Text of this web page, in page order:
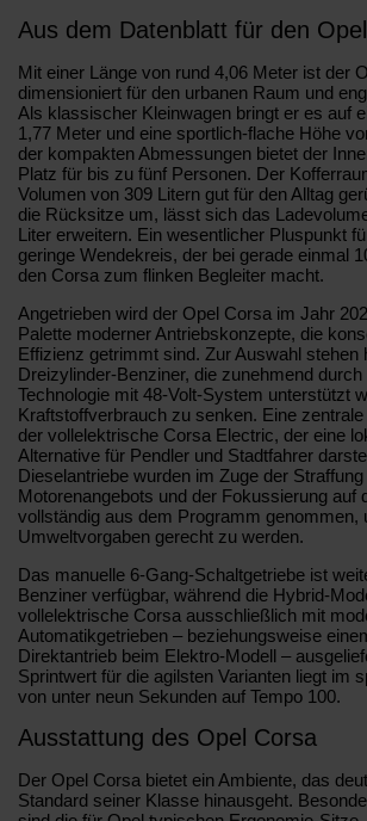
Aus dem Datenblatt für den
Mit einer Länge von rund 4,06 Meter ist der
dimensioniert für den urbanen Raum und
Als klassischer Kleinwagen bringt er es auf
1,77 Meter und eine sportlich-flache Höhe
der kompakten Abmessungen bietet der
Platz für bis zu fünf Personen. Der
Volumen von 309 Litern gut für den Alltag
die Rücksitze um, lässt sich das
Liter erweitern. Ein wesentlicher Pluspunkt
geringe Wendekreis, der bei gerade einmal
den Corsa zum flinken Begleiter macht.
Angetrieben wird der Opel Corsa im Jahr
Palette moderner Antriebskonzepte, die
Effizienz getrimmt sind. Zur Auswahl stehen
Dreizylinder-Benziner, die zunehmend durch
Technologie mit 48-Volt-System unterstützt
Kraftstoffverbrauch zu senken. Eine
der vollelektrische Corsa Electric, der eine
Alternative für Pendler und Stadtfahrer
Dieselantriebe wurden im Zuge der Straffung
Motorenangebots und der Fokussierung auf
vollständig aus dem Programm genommen,
Umweltvorgaben gerecht zu werden.
Das manuelle 6-Gang-Schaltgetriebe ist
Benziner verfügbar, während die Hybrid-
vollelektrische Corsa ausschließlich mit
Automatikgetrieben – beziehungsweise
Direktantrieb beim Elektro-Modell –
Sprintwert für die agilsten Varianten liegt im
von unter neun Sekunden auf Tempo 100.
Ausstattung des Opel Corsa
Der Opel Corsa bietet ein Ambiente, das
Standard seiner Klasse hinausgeht.